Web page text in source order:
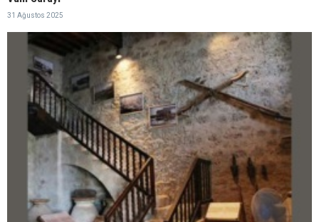
31 Ağustos 2025